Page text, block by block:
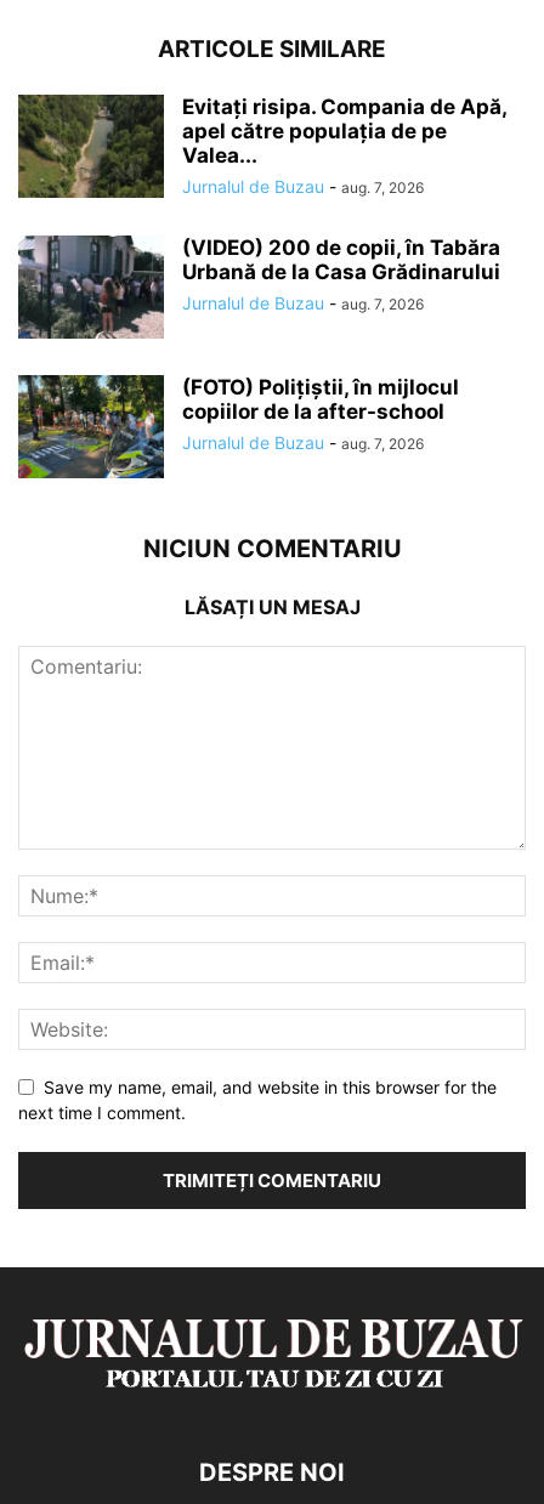
ARTICOLE SIMILARE
Evitați risipa. Compania de Apă,
apel către populația de pe
Valea...
Jurnalul de Buzau - aug. 7, 2026
(VIDEO) 200 de copii, în Tabăra
Urbană de la Casa Grădinarului
Jurnalul de Buzau - aug. 7, 2026
(FOTO) Polițiștii, în mijlocul
copiilor de la after-school
Jurnalul de Buzau - aug. 7, 2026
NICIUN COMENTARIU
LĂSAȚI UN MESAJ
Save my name, email, and website in this browser for the
next time I comment.
DESPRE NOI